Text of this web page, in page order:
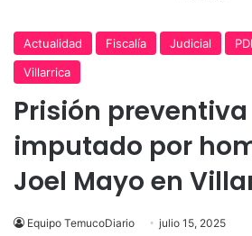
Actualidad Fiscalía Judicial PDI
Villarrica
Prisión
imputado por
Joel Mayo en
Equipo TemucoDiario julio 15, 2025